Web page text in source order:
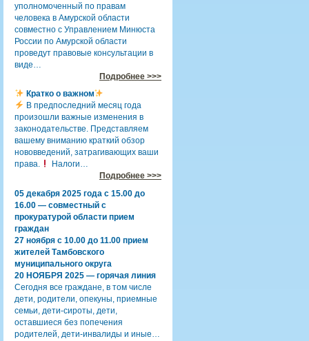
уполномоченный по правам
человека в Амурской области
совместно с Управлением Минюста
России по Амурской области
проведут правовые консультации в
виде…
Подробнее >>>
Кратко о важном
В предпоследний месяц года
произошли важные изменения в
законодательстве. Представляем
вашему вниманию краткий обзор
нововведений, затрагивающих ваши
права.
Налоги…
Подробнее >>>
05 декабря 2025 года с 15.00 до
16.00 — совместный с
прокуратурой области прием
граждан
27 ноября с 10.00 до 11.00 прием
жителей Тамбовского
муниципального округа
20 НОЯБРЯ 2025 — горячая линия
Сегодня все граждане, в том числе
дети, родители, опекуны, приемные
семьи, дети-сироты, дети,
оставшиеся без попечения
родителей, дети-инвалиды и иные…